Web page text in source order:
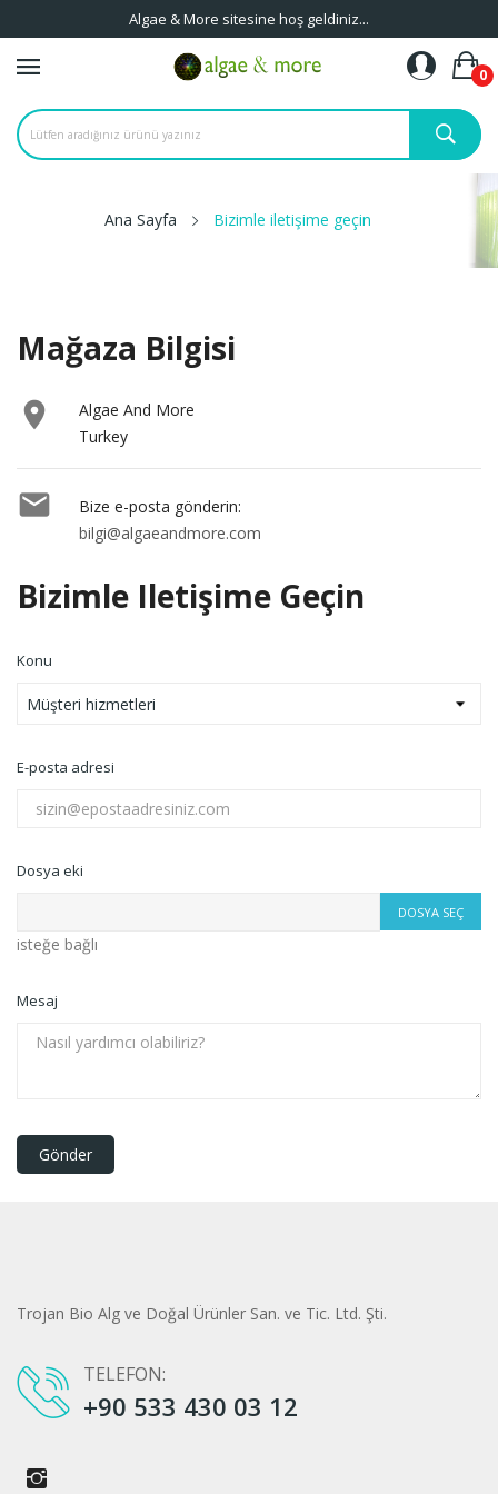
Algae & More sitesine hoş geldiniz...
0
Ana Sayfa Bizimle iletişime geçin
Mağaza Bilgisi

Algae And More
Turkey

Bize e-posta gönderin:
bilgi@algaeandmore.com
Bizimle Iletişime Geçin
Konu
E-posta adresi
Dosya eki
DOSYA SEÇ
isteğe bağlı
Mesaj
Trojan Bio Alg ve Doğal Ürünler San. ve Tic. Ltd. Şti.
TELEFON:
+90 533 430 03 12